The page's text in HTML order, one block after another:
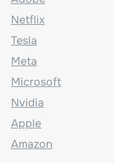
Netflix
Tesla
Meta
Microsoft
Nvidia
Apple
Amazon